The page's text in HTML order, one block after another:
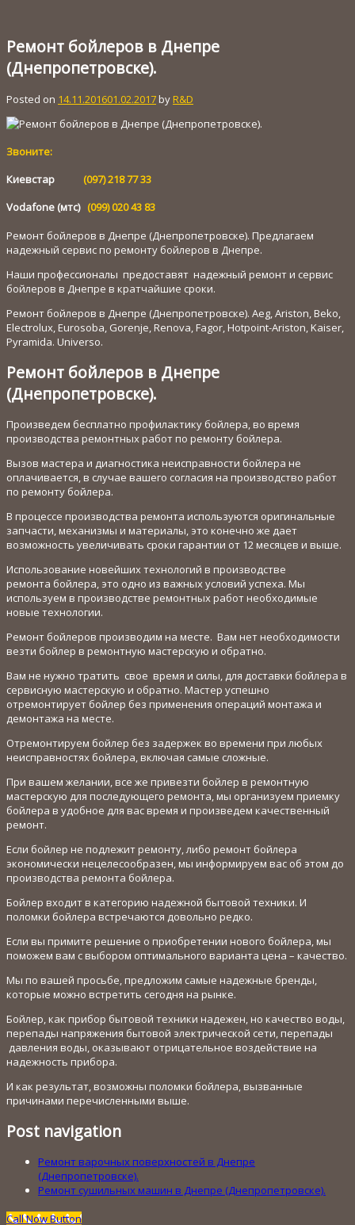
Ремонт бойлеров в Днепре
(Днепропетровске).
Posted on 14.11.201601.02.2017by R&D
Звоните:
Киевстар (097) 218 77 33
Vodafone (мтс) (099) 020 43 83
Ремонт бойлеров в Днепре (Днепропетровске). Предлагаем
надежный сервис по ремонту бойлеров в Днепре.
Наши профессионалы предоставят надежный ремонт и сервис
бойлеров в Днепре в кратчайшие сроки.
Ремонт бойлеров в Днепре (Днепропетровске). Aeg, Ariston, Beko,
Electrolux, Eurosoba, Gorenje, Renova, Fagor, Hotpoint-Ariston, Kaiser,
Pyramida. Universo.
Ремонт бойлеров в Днепре
(Днепропетровске).
Произведем бесплатно профилактику бойлера, во время
производства ремонтных работ по ремонту бойлера.
Вызов мастера и диагностика неисправности бойлера не
оплачивается, в случае вашего согласия на производство работ
по ремонту бойлера.
В процессе производства ремонта используются оригинальные
запчасти, механизмы и материалы, это конечно же дает
возможность увеличивать сроки гарантии от 12 месяцев и выше.
Использование новейших технологий в производстве
ремонта бойлера, это одно из важных условий успеха. Мы
используем в производстве ремонтных работ необходимые
новые технологии.
Ремонт бойлеров производим на месте. Вам нет необходимости
везти бойлер в ремонтную мастерскую и обратно.
Вам не нужно тратить свое время и силы, для доставки бойлера в
сервисную мастерскую и обратно. Мастер успешно
отремонтирует бойлер без применения операций монтажа и
демонтажа на месте.
Отремонтируем бойлер без задержек во времени при любых
неисправностях бойлера, включая самые сложные.
При вашем желании, все же привезти бойлер в ремонтную
мастерскую для последующего ремонта, мы организуем приемку
бойлера в удобное для вас время и произведем качественный
ремонт.
Если бойлер не подлежит ремонту, либо ремонт бойлера
экономически нецелесообразен, мы информируем вас об этом до
производства ремонта бойлера.
Бойлер входит в категорию надежной бытовой техники. И
поломки бойлера встречаются довольно редко.
Если вы примите решение о приобретении нового бойлера, мы
поможем вам с выбором оптимального варианта цена – качество.
Мы по вашей просьбе, предложим самые надежные бренды,
которые можно встретить сегодня на рынке.
Бойлер, как прибор бытовой техники надежен, но качество воды,
перепады напряжения бытовой электрической сети, перепады
давления воды, оказывают отрицательное воздействие на
надежность прибора.
И как результат, возможны поломки бойлера, вызванные
причинами перечисленными выше.
Post navigation
Ремонт варочных поверхностей в Днепре
(Днепропетровске).
Ремонт сушильных машин в Днепре (Днепропетровске).
Call Now Button